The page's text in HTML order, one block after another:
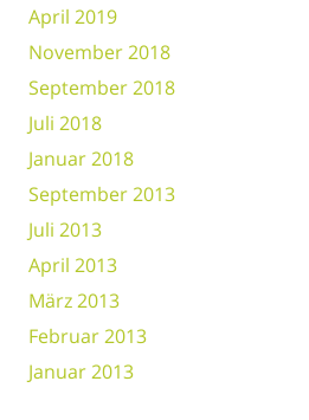
April 2019
November 2018
September 2018
Juli 2018
Januar 2018
September 2013
Juli 2013
April 2013
März 2013
Februar 2013
Januar 2013